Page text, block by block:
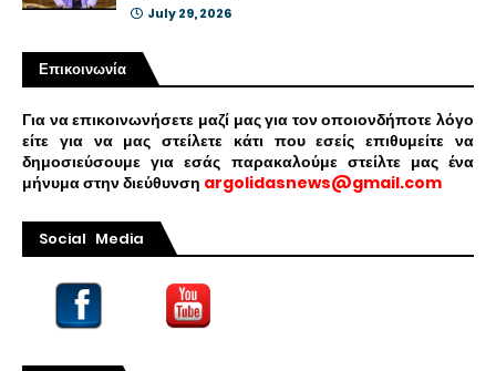
July 29, 2026
Επικοινωνία
Για να επικοινωνήσετε μαζί μας για τον οποιονδήποτε λόγο
είτε για να μας στείλετε κάτι που εσείς επιθυμείτε να
δημοσιεύσουμε για εσάς παρακαλούμε στείλτε μας ένα
μήνυμα στην διεύθυνση argolidasnews@gmail.com
Social Media